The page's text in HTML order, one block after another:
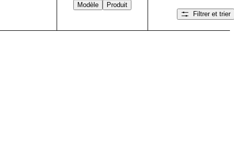
Modèle
Produit
Filtrer et trier